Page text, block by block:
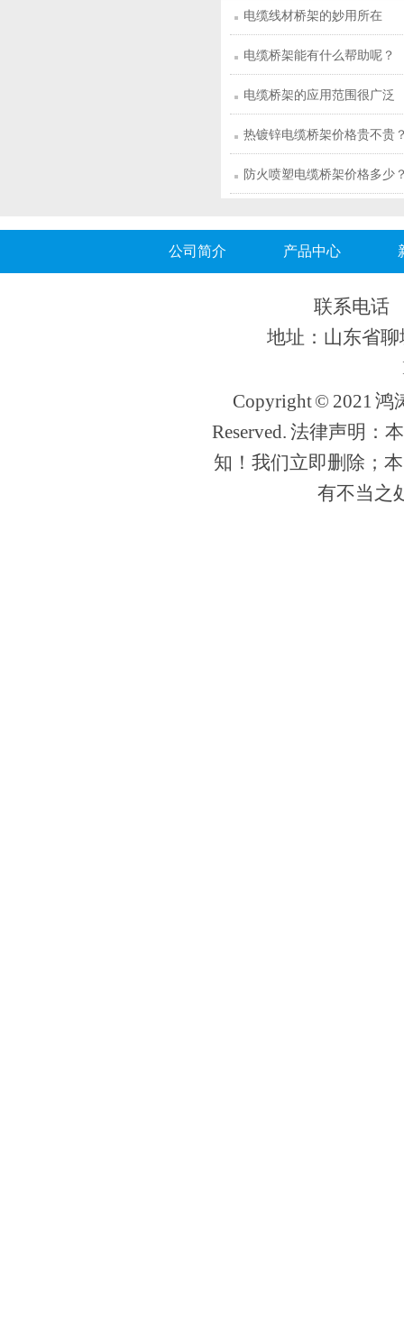
电缆线材桥架的妙用所在
电缆桥架能有什么帮助呢？
电缆桥架的应用范围很广泛
热镀锌电缆桥架价格贵不贵
防火喷塑电缆桥架价格多少
公司简介 产品中心
联系电话
地址：山东省
Copyright © 2021
Reserved. 法律声明：
知！我们立即删除；
有不当之